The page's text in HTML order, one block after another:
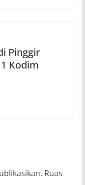
Pinggir
Kodim
Ruas